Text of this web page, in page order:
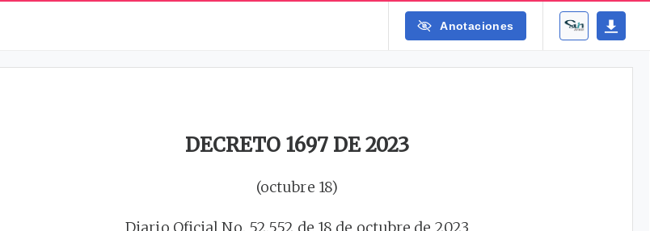
Anotaciones
DECRETO 1697 DE 2023
(octubre 18)